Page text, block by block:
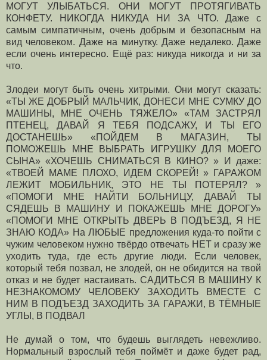
МОГУТ УЛЫБАТЬСЯ. ОНИ МОГУТ ПРОТЯГИВАТЬ
КОНФЕТУ. НИКОГДА НИКУДА НИ ЗА ЧТО. Даже с
самым симпатичным, очень добрым и безопасным на
вид человеком. Даже на минутку. Даже недалеко. Даже
если очень интересно. Ещё раз: никуда никогда и ни за
что.
Злодеи могут быть очень хитрыми. Они могут сказать:
«ТЫ ЖЕ ДОБРЫЙ МАЛЬЧИК, ДОНЕСИ МНЕ СУМКУ ДО
МАШИНЫ, МНЕ ОЧЕНЬ ТЯЖЕЛО» «ТАМ ЗАСТРЯЛ
ПТЕНЕЦ, ДАВАЙ Я ТЕБЯ ПОДСАЖУ, И ТЫ ЕГО
ДОСТАНЕШЬ» «ПОЙДЕМ В МАГАЗИН, ТЫ
ПОМОЖЕШЬ МНЕ ВЫБРАТЬ ИГРУШКУ ДЛЯ МОЕГО
СЫНА» «ХОЧЕШЬ СНИМАТЬСЯ В КИНО? » И даже:
«ТВОЕЙ МАМЕ ПЛОХО, ИДЕМ СКОРЕЙ! » ГАРАЖОМ
ЛЕЖИТ МОБИЛЬНИК, ЭТО НЕ ТЫ ПОТЕРЯЛ? »
«ПОМОГИ МНЕ НАЙТИ БОЛЬНИЦУ, ДАВАЙ ТЫ
СЯДЕШЬ В МАШИНУ И ПОКАЖЕШЬ МНЕ ДОРОГУ»
«ПОМОГИ МНЕ ОТКРЫТЬ ДВЕРЬ В ПОДЪЕЗД, Я НЕ
ЗНАЮ КОДА» На ЛЮБЫЕ предложения куда-то пойти с
чужим человеком нужно твёрдо отвечать НЕТ и сразу же
уходить туда, где есть другие люди. Если человек,
который тебя позвал, не злодей, он не обидится на твой
отказ и не будет настаивать. САДИТЬСЯ В МАШИНУ К
НЕЗНАКОМОМУ ЧЕЛОВЕКУ ЗАХОДИТЬ ВМЕСТЕ С
НИМ В ПОДЪЕЗД ЗАХОДИТЬ ЗА ГАРАЖИ, В ТЁМНЫЕ
УГЛЫ, В ПОДВАЛ
Не думай о том, что будешь выглядеть невежливо.
Нормальный взрослый тебя поймёт и даже будет рад,